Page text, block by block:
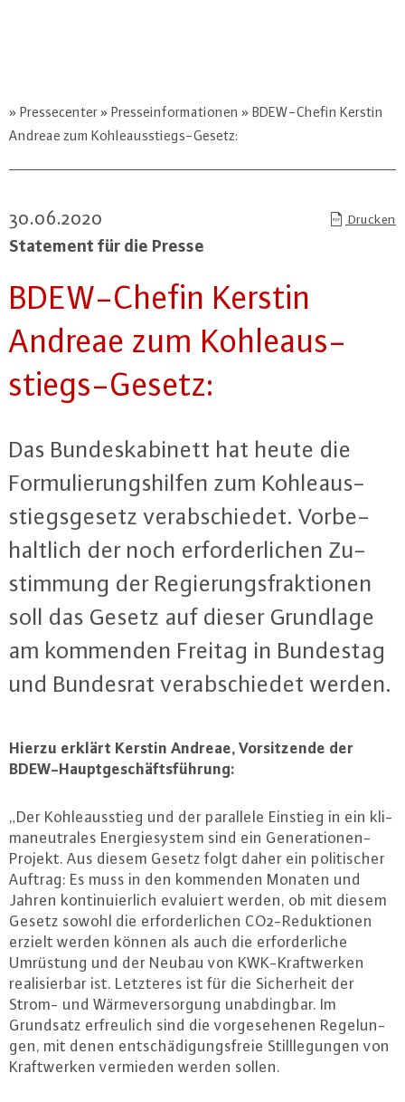
Pressecenter Presseinformationen
BDEW-Chefin Kerstin
Andreae zum Kohleausstiegs-Gesetz:
30.06.2020 Drucken
Statement für die Presse
BDEW-Che­fin Kerstin
Andreae zum Koh­le­aus­
stiegs-Ge­setz:
Das Bun­des­ka­bi­nett hat heute die
For­mu­lie­rungs­hil­fen zum Koh­le­aus­
stiegs­ge­setz ver­ab­schie­det. Vor­be­
halt­lich der noch er­for­der­li­chen Zu­
stim­mung der Re­gie­rungs­frak­tio­nen
soll das Gesetz auf dieser Grundlage
am kommenden Freitag in Bundestag
und Bundesrat ver­ab­schie­det werden.
Hierzu erklärt Kerstin Andreae, Vor­sit­zen­de der
BDEW-Haupt­ge­schäfts­füh­rung:
„Der Koh­le­aus­stieg und der parallele Einstieg in ein kli­
ma­neu­tra­les En­er­gie­sys­tem sind ein Ge­ne­ra­tio­nen-
Pro­jekt. Aus diesem Gesetz folgt daher ein po­li­ti­scher
Auftrag: Es muss in den kommenden Monaten und
Jahren kon­ti­nu­ier­lich evaluiert werden, ob mit diesem
Gesetz sowohl die er­for­der­li­chen CO2-Re­duk­tio­nen
erzielt werden können als auch die er­for­der­li­che
Umrüstung und der Neubau von KWK-Kraft­wer­ken
rea­li­sier­bar ist. Letzteres ist für die Si­cher­heit der
Strom- und Wär­me­ver­sor­gung un­ab­ding­bar. Im
Grundsatz er­freu­lich sind die vor­ge­se­he­nen Re­ge­lun­
gen, mit denen ent­schä­di­gungs­freie Still­le­gun­gen von
Kraft­wer­ken vermieden werden sollen.